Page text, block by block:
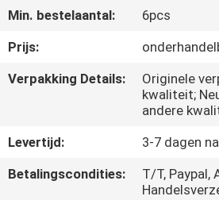
ONS
FABRIEKSTOCHT
VRAAG
Min. bestelaantal:
6pcs
Prijs:
Verpakking Details:
Originele
kwaliteit;
andere
Levertijd:
3-7 dagen
Betalingscondities:
T/T, Paypal,